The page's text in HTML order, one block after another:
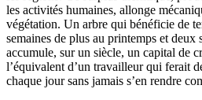
les activités humaines, allonge
végétation. Un arbre qui bénéficie de
semaines de plus au printemps et deux
accumule, sur un siècle, un capital de
l’équivalent d’un travailleur qui ferait
chaque jour sans jamais s’en rendre